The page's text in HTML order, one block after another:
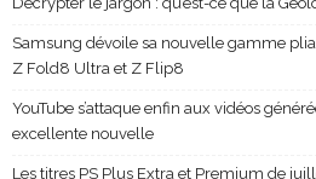
Samsung dévoile sa nouvelle gamme
Z Fold8 Ultra et Z Flip8
YouTube s’attaque enfin aux vidéos
excellente nouvelle
Les titres PS Plus Extra et Premium de